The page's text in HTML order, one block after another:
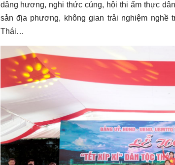
dâng hương, nghi thức cúng, hội thi ẩm thực
sản địa phương, không gian trải nghiệm nghề
Thái…